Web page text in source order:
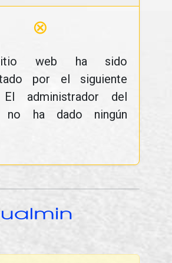
⊗
web ha sido
por el siguiente
administrador del
no ha dado ningún